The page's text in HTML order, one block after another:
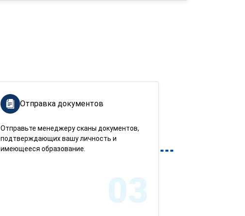
Отправка документов
Отправьте менеджеру сканы документов,
подтверждающих вашу личность и
имеющееся образование.
03